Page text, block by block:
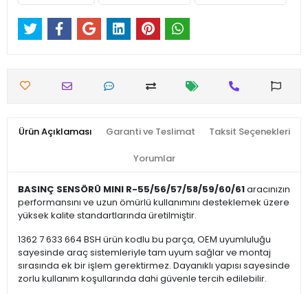
Ürün Açıklaması Garanti ve Teslimat Taksit Seçenekleri
Yorumlar
BASINÇ SENSÖRÜ MINI R-55/56/57/58/59/60/61aracınızın
performansını ve uzun ömürlü kullanımını desteklemek üzere
yüksek kalite standartlarında üretilmiştir.
1362 7 633 664 BSH ürün kodlu bu parça, OEM uyumluluğu
sayesinde araç sistemleriyle tam uyum sağlar ve montaj
sırasında ek bir işlem gerektirmez. Dayanıklı yapısı sayesinde
zorlu kullanım koşullarında dahi güvenle tercih edilebilir.